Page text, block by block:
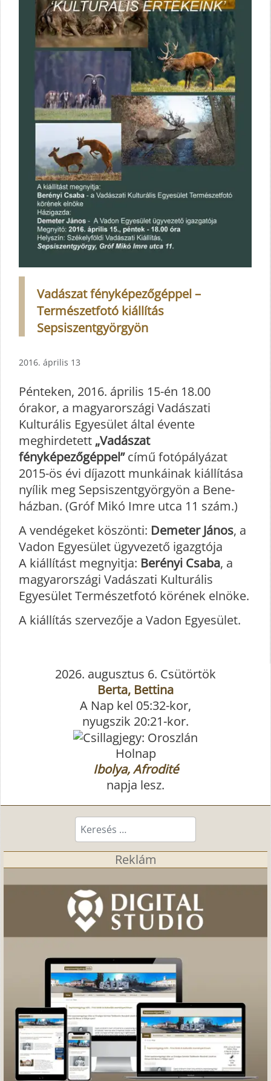
Vadászat fényképezőgéppel –
Természetfotó kiállítás
Sepsiszentgyörgyön
2016. április 13
Pénteken, 2016. április 15-én 18.00
órakor, a magyarországi Vadászati
Kulturális Egyesület által évente
meghirdetett „Vadászat
fényképezőgéppel”című fotópályázat
2015-ös évi díjazott munkáinak kiállítása
nyílik meg Sepsiszentgyörgyön a Bene-
házban. (Gróf Mikó Imre utca 11 szám.)
A vendégeket köszönti: Demeter János, a
Vadon Egyesület ügyvezető igazgtója
A kiállítást megnyitja: Berényi Csaba, a
magyarországi Vadászati Kulturális
Egyesület Természetfotó körének elnöke.
A kiállítás szervezője a Vadon Egyesület.
2026. augusztus 6. Csütörtök
Berta, Bettina
A Nap kel 05:32-kor,
nyugszik 20:21-kor.
Holnap
Ibolya, Afrodité
napja lesz.
Keresés...
Reklám